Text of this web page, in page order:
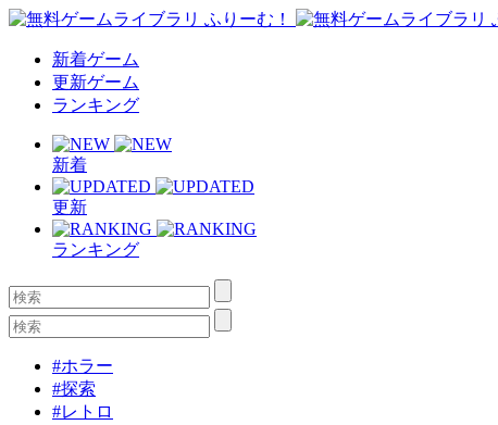
新着ゲーム
更新ゲーム
ランキング
新着
更新
ランキング
#ホラー
#探索
#レトロ